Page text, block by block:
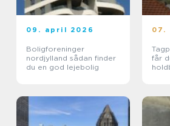
09. april 2026
Boligforeninger
nordjylland sådan finder
du en god lejebolig
07.
får